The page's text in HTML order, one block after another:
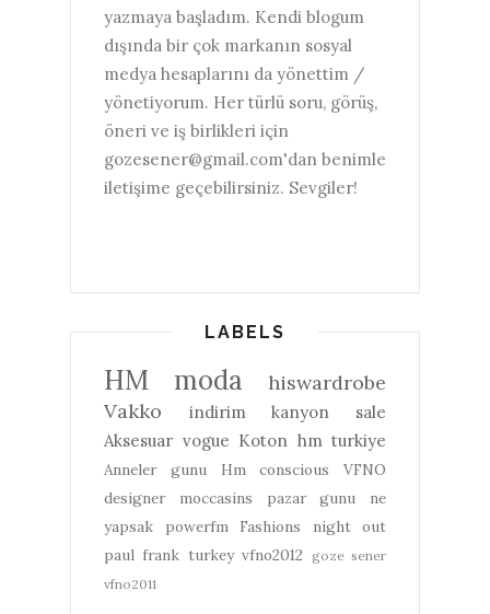
yazmaya başladım. Kendi blogum
dışında bir çok markanın sosyal
medya hesaplarını da yönettim /
yönetiyorum. Her türlü soru, görüş,
öneri ve iş birlikleri için
gozesener@gmail.com'dan benimle
iletişime geçebilirsiniz. Sevgiler!
LABELS
HM moda
hiswardrobe
Vakko
indirim kanyon
sale
Aksesuar vogue Koton hm turkiye
Anneler gunu Hm conscious
VFNO
designer
moccasins
pazar gunu ne
yapsak
powerfm
Fashions night out
paul frank turkey vfno2012
goze sener
vfno2011